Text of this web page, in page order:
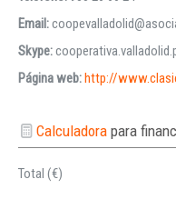
Email:
Skype:
Página web: http://
Calculadorapara
Total (€)